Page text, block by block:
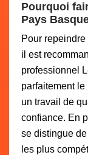
Pourquoi
Pays
Pour
il est
professionnel
parfaitement
un travail de
confiance. En
se distingue
les plus